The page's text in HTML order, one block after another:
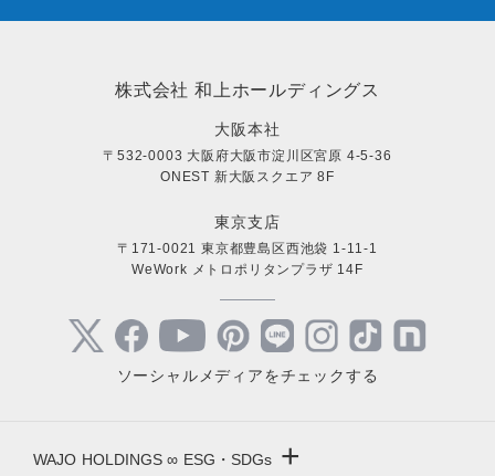
株式会社 和上ホールディングス
大阪本社
〒532-0003 大阪府大阪市淀川区宮原 4-5-36
ONEST 新大阪スクエア 8F
東京支店
〒171-0021 東京都豊島区西池袋 1-11-1
WeWork メトロポリタンプラザ 14F
ソーシャルメディアをチェックする
WAJO HOLDINGS ∞ ESG・SDGs +